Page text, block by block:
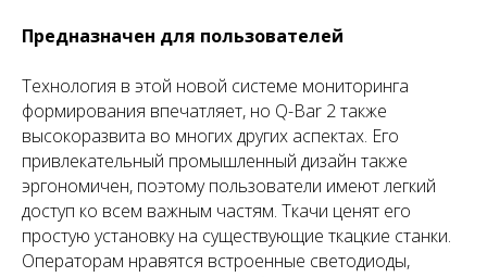
Предназначен для пользователей
Технология в этой новой системе мониторинга
формирования впечатляет, но Q-Bar 2 также
высокоразвита во многих других аспектах. Его
привлекательный промышленный дизайн также
эргономичен, поэтому пользователи имеют легкий
доступ ко всем важным частям. Ткачи ценят его
простую установку на существующие ткацкие станки.
Операторам нравятся встроенные светодиоды,